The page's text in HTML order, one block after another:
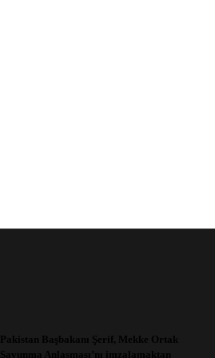
Pakistan Başbakanı Şerif, Mekke Ortak
Savunma Anlaşması’nı imzalamaktan